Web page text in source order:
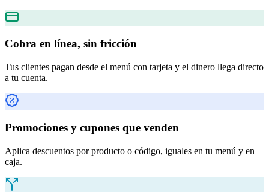
Cobra en línea, sin fricción
Tus clientes pagan desde el menú con tarjeta y el dinero llega directo
a tu cuenta.
Promociones y cupones que venden
Aplica descuentos por producto o código, iguales en tu menú y en
caja.